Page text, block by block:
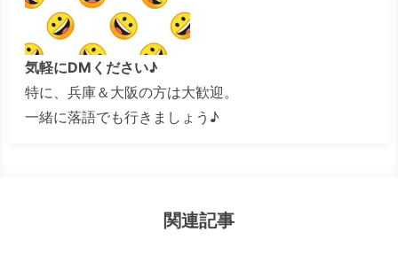
気軽にDMください♪
特に、兵庫＆大阪の方は大歓迎。
一緒に落語でも行きましょう♪
関連記事